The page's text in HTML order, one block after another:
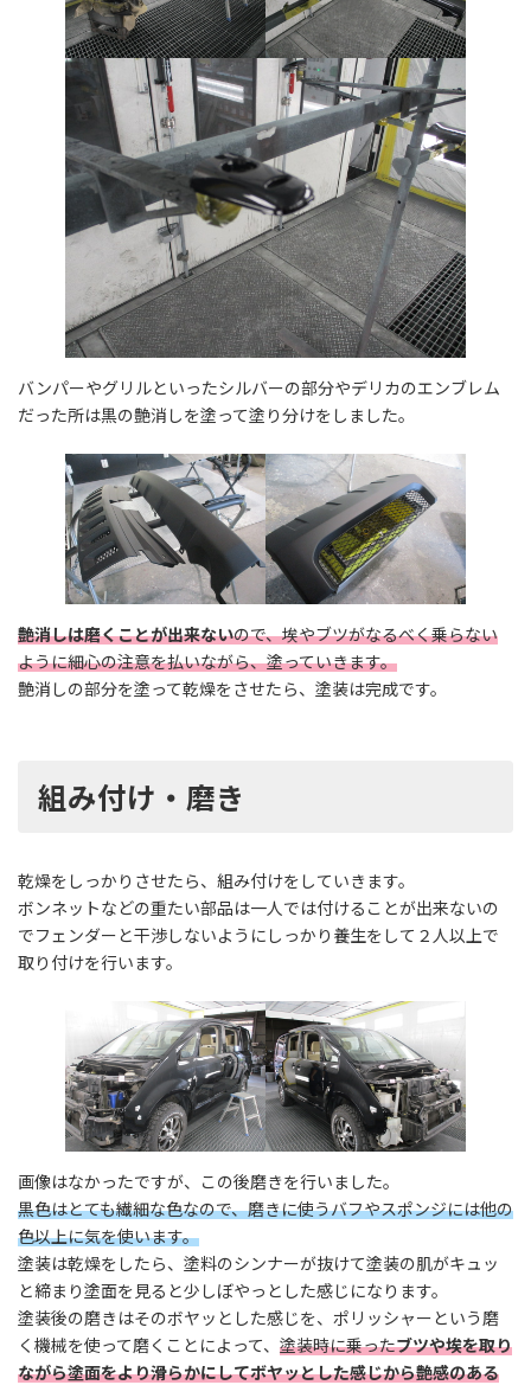
バンパーやグリルといったシルバーの部分やデリカのエンブレム
だった所は黒の艶消しを塗って塗り分けをしました。
艶消しは磨くことが出来ないので、埃やブツがなるべく乗らない
ように細心の注意を払いながら、塗っていきます。
艶消しの部分を塗って乾燥をさせたら、塗装は完成です。
組み付け・磨き
乾燥をしっかりさせたら、組み付けをしていきます。
ボンネットなどの重たい部品は一人では付けることが出来ないの
でフェンダーと干渉しないようにしっかり養生をして２人以上で
取り付けを行います。
画像はなかったですが、この後磨きを行いました。
黒色はとても繊細な色なので、磨きに使うバフやスポンジには他の
色以上に気を使います。
塗装は乾燥をしたら、塗料のシンナーが抜けて塗装の肌がキュッ
と締まり塗面を見ると少しぼやっとした感じになります。
塗装後の磨きはそのボヤッとした感じを、ポリッシャーという磨
く機械を使って磨くことによって、 塗装時に乗ったブツや埃を取り
ながら塗面をより滑らかにしてボヤッとした感じから艶感のある